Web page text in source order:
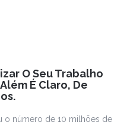
O Seu Trabalho
É Claro, De
o número de 10 milhões de